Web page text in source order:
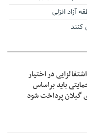
آزاد انزلی
کنند
در اختیار
باید براساس
گیلان پرداخت شود